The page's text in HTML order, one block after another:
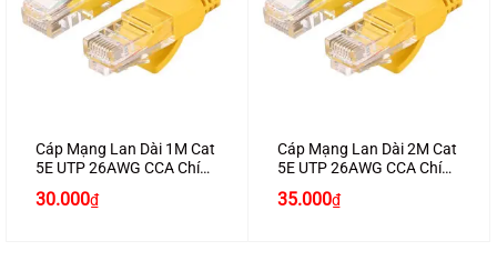
Cáp Mạng Lan Dài 1M Cat
5E UTP 26AWG CCA Chính
Cấp
30.000₫
Cáp Mạng Lan Dài 2M Cat
5E UTP 26AWG CCA Chính
Cấp
35.000₫